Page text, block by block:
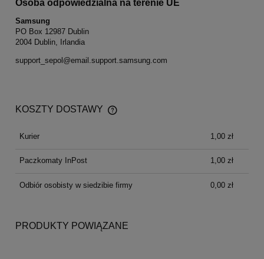
Osoba odpowiedzialna na terenie UE
Samsung
PO Box 12987 Dublin
2004 Dublin, Irlandia
support_sepol@email.support.samsung.com
KOSZTY DOSTAWY
CENA NIE ZAWIERA EWENTUALNYCH KOSZTÓW
Kurier
1,00 zł
Paczkomaty InPost 1,00 zł
Odbiór osobisty w siedzibie firmy 0,00 zł
PRODUKTY POWIĄZANE